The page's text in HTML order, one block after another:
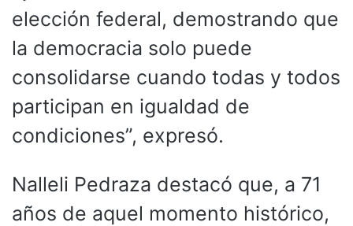
elección federal, demostrando que
la democracia solo puede
consolidarse cuando todas y todos
participan en igualdad de
condiciones”, expresó.
Nalleli Pedraza destacó que, a 71
años de aquel momento histórico,